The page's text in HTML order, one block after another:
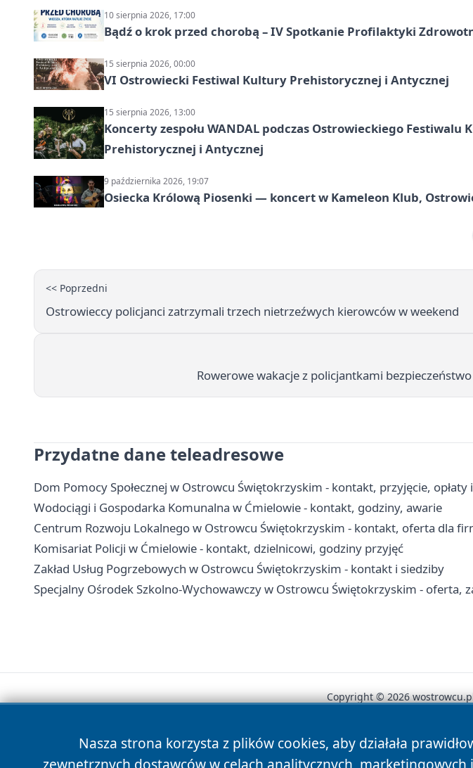
10 sierpnia 2026, 17:00
Bądź o krok przed chorobą – IV Spotkanie Profilaktyki
15 sierpnia 2026, 00:00
VI Ostrowiecki Festiwal Kultury Prehistorycznej i Antycznej
15 sierpnia 2026, 13:00
Koncerty zespołu WANDAL podczas Ostrowieckiego Festiwalu
Prehistorycznej i Antycznej
9 października 2026, 19:07
Osiecka Królową Piosenki — koncert w Kameleon Klub,
<< Poprzedni
Ostrowieccy policjanci zatrzymali trzech nietrzeźwych kierowców w weekend
Rowerowe wakacje z policjantkami
Przydatne dane teleadresowe
Dom Pomocy Społecznej w Ostrowcu Świętokrzyskim - kontakt, przyjęcie, opłaty i
Wodociągi i Gospodarka Komunalna w Ćmielowie - kontakt, godziny, awarie
Centrum Rozwoju Lokalnego w Ostrowcu Świętokrzyskim - kontakt, oferta dla
Komisariat Policji w Ćmielowie - kontakt, dzielnicowi, godziny przyjęć
Zakład Usług Pogrzebowych w Ostrowcu Świętokrzyskim - kontakt i siedziby
Specjalny Ośrodek Szkolno-Wychowawczy w Ostrowcu Świętokrzyskim - oferta,
Nasza strona korzysta z plików cookies, aby działała
zewnętrznych dostawców w celach analitycznych,
Copyright © 2026
News Autorzy Polityka